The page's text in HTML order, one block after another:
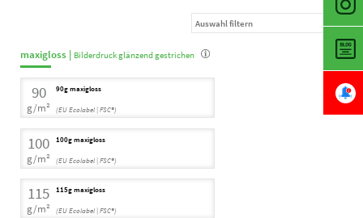
maxigloss | Bilderdruck glänzend gestrichen
90
g/m²
90g maxigloss
(EU Ecolabel | FSC®)
100
g/m²
100g maxigloss
(EU Ecolabel | FSC®)
115
g/m²
115g maxigloss
(EU Ecolabel | FSC®)